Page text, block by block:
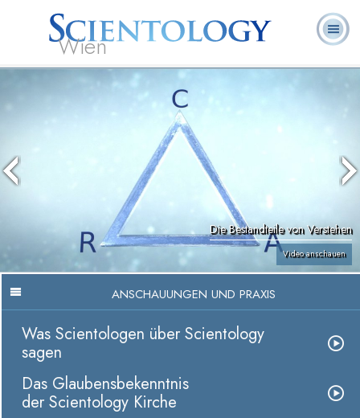
Wien
Scientology?
Ehrenamtliche
Die Bestandteile von Verstehen
Video anschauen
ANSCHAUUNGEN UND PRAXIS
Was Scientologen über Scientology
sagen
Das Glaubensbekenntnis
der Scientology Kirche